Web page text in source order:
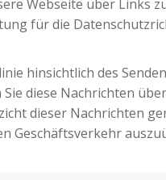
Webseite über Links
für die
hinsichtlich des
Sie diese Nachrichten
dieser Nachrichten
Geschäftsverkehr